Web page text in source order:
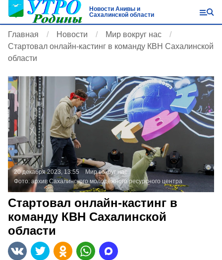
Новости Анивы и
Сахалинской области
Главная Новости
Мир вокруг нас
Стартовал онлайн-кастинг в команду КВН Сахалинской
области
20 декабря 2023, 13:55
Мир вокруг нас
Фото: архив Сахалинского молодёжного ресурсного центра
Стартовал онлайн-кастинг в
команду КВН Сахалинской
области